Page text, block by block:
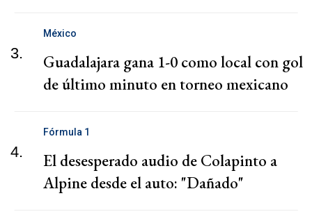
3.
México
Guadalajara gana 1-0 como local con gol
de último minuto en torneo mexicano
4.
Fórmula 1
El desesperado audio de Colapinto a
Alpine desde el auto: "Dañado"